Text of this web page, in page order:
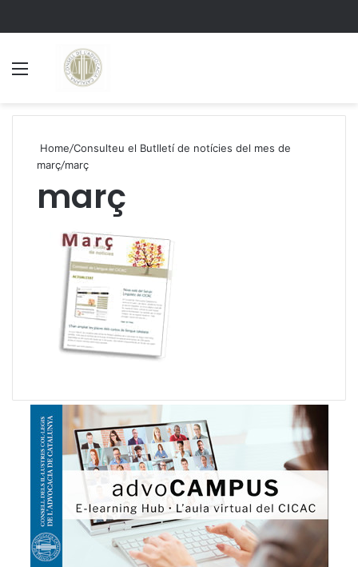
Home/Consulteu el Butlletí de notícies del mes de
març/març
març